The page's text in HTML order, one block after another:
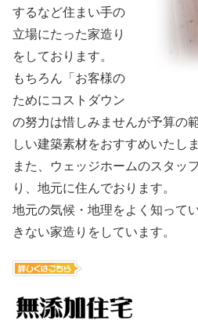
するなど住まい手の
立場にたった家造り
をしております。
もちろん「お客様の
ためにコストダウン
の努力は惜しみませんが予算の
しい建築素材をおすすめいたしま
また、ウェッジホームのスタッ
り、地元に住んでおります。
地元の気候・地理をよく知って
きない家造りをしています。